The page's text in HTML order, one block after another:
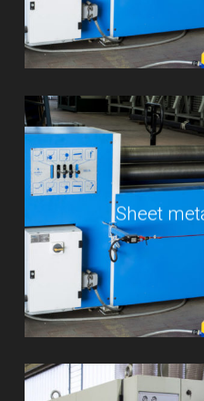
Sheet